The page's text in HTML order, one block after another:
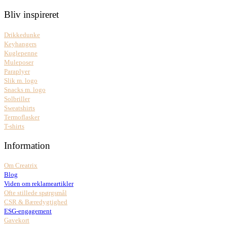
Bliv inspireret
Drikkedunke
Keyhangers
Kuglepenne
Muleposer
Paraplyer
Slik m. logo
Snacks m. logo
Solbriller
Sweatshirts
Termoflasker
T-shirts
Information
Om Creatrix
Blog
Viden om reklameartikler
Ofte stillede spørgsmål
CSR & Bæredygtighed
ESG-engagement
Gavekort